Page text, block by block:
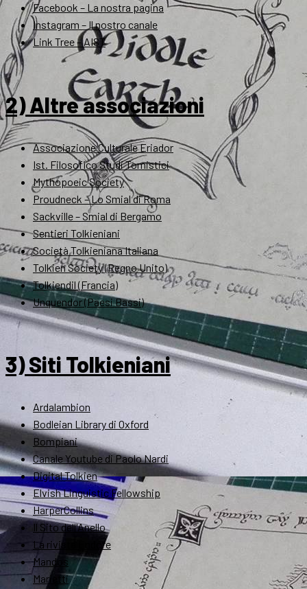
Facebook – La nostra pagina
Instagram – Il nostro canale
Link Tree – AIST
2) Altre associazioni
Associazione Culturale Eriador
Ist. Filosofico Studi Tomistici
Mythopoeic Society
Proudneck – Lo Smial di Roma
Sackville – Smial di Bergamo
Sentieri Tolkieniani
Società Tolkieniana Italiana
Tolkien Society (Regno Unito)
Tolkiendil (Francia)
Unquendor (Paesi Bassi)
3) Siti Tolkieniani
Ardalambion
Bodleian Library di Oxford
Bompiani
Canale Youtube di Paolo Nardi
Digital Tolkien
Elvish Linguistic Fellowship
HarperCollins
Il Sito dell'Anello
La rivista Endóre
Mandos
Marietti